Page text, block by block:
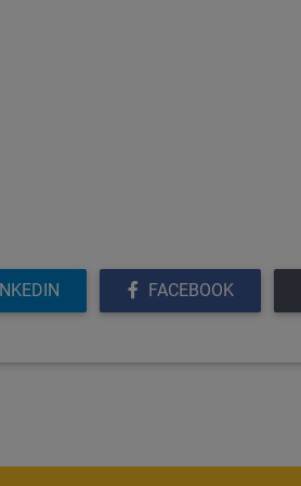
FACEBOOK